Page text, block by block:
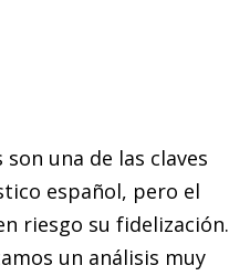
una de las claves
español, pero el
riesgo su fidelización.
un análisis muy